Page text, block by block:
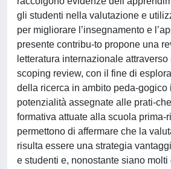
gli studenti nella valutazione e
per migliorare l’insegnamento e
presente contribu-to propone una
letteratura internazionale
scoping review, con il fine di
della ricerca in ambito peda-gogico
potenzialità assegnate alle prati-
formativa attuate alla scuola prima-
permettono di affermare che la
risulta essere una strategia
e studenti e, nonostante siano molti